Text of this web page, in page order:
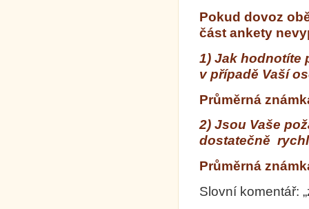
Pokud dovoz
část ankety
1) Jak hodnotíte
v případě Vaší
Průměrná
2) Jsou Vaše
dostatečně
Průměrná
Slovní komentář: